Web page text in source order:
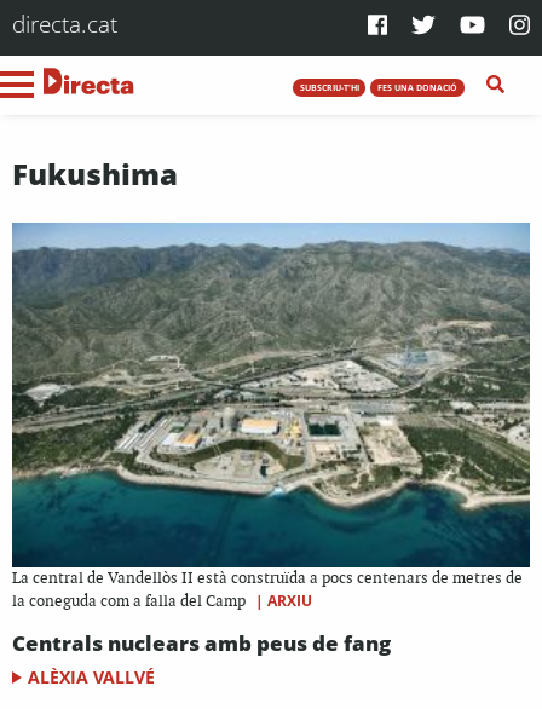
directa.cat
SUBSCRIU-T'HI FES UNA DONACIÓ
Fukushima
La central de Vandellòs II està construïda a pocs centenars de metres de
la coneguda com a falla del Camp
| ARXIU
Centrals nuclears amb peus de fang
ALÈXIA VALLVÉ